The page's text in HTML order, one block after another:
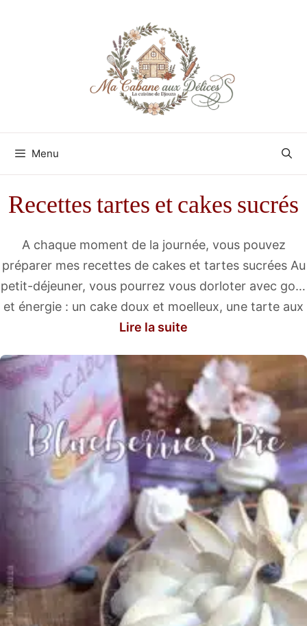
Menu
Recettes tartes et cakes sucrés
A chaque moment de la journée, vous pouvez
préparer mes recettes de cakes et tartes sucrées Au
petit-déjeuner, vous pourrez vous dorloter avec goût
et énergie : un cake doux et moelleux, une tarte aux
fraises et au miel, un gâteau au citron,…
plaisir à tout le monde, il n’y a rien de mieux que les
cakes et tartes tels des tartelettes aux fruits,
somptueuses et colorées.
Savourez également l’heure du thé, en servant par
exemple la plus classique des préparations, à savoir
la tarte aux pommes. Ou terminez un dîner avec un
bon cake au chocolat, une petite gâterie à la fin du
repas. N’hésitez pas ! Découvrez vite mes recettes.
Lire la suite